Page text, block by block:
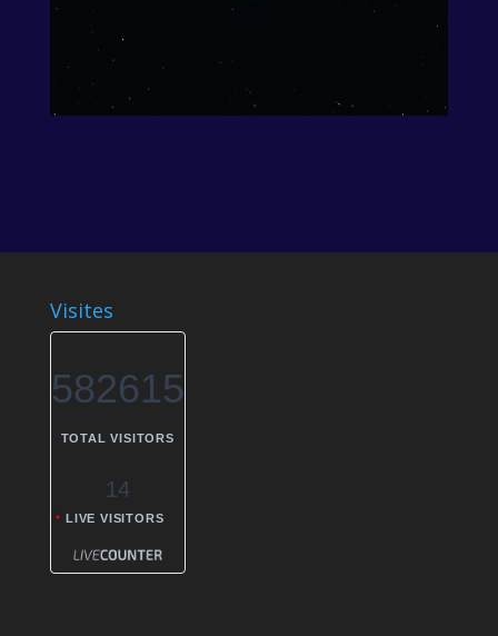
Visites
582615
TOTAL VISITORS
14
LIVE VISITORS